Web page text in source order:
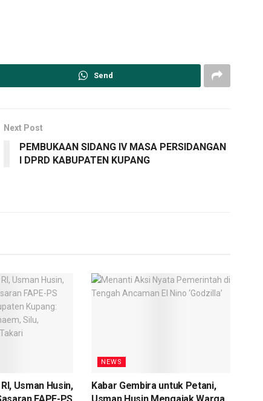
Send
Next Post
PEMBUKAAN SIDANG IV MASA PERSIDANGAN
I DPRD KABUPATEN KUPANG
Usman Husin,
NEWS
Kabar Gembira untuk Petani,